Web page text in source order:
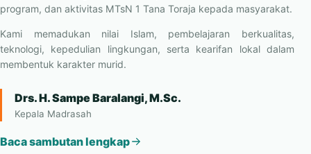
program, dan aktivitas MTsN 1 Tana Toraja kepada masyarakat.
Kami memadukan nilai Islam, pembelajaran berkualitas,
teknologi, kepedulian lingkungan, serta kearifan lokal dalam
membentuk karakter murid.
Drs. H. Sampe Baralangi, M.Sc.
Kepala Madrasah
Baca sambutan lengkap